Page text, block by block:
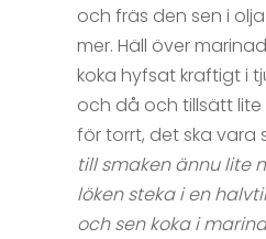
och fräs den sen i
mer. Häll över
koka hyfsat kraftigt i
och då och tillsätt
för torrt, det ska vara
till smaken ännu lite
löken steka i en
och sen koka i